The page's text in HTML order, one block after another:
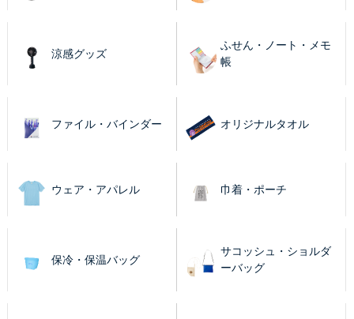
涼感グッズ
ふせん・ノート・メモ
帳
ファイル・バインダー オリジナルタオル
ウェア・アパレル 巾着・ポーチ
保冷・保温バッグ
サコッシュ・ショルダ
ーバッグ